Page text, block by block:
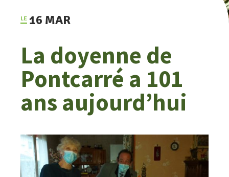
16 MAR
La doyenne de
Pontcarré a 101
ans aujourd’hui